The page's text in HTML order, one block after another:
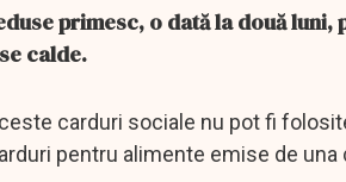
primesc, o dată la două
calde.
carduri sociale nu pot fi
pentru alimente emise de